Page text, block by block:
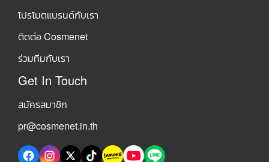
โปรโมตแบรนด์กับเรา
ติดต่อ Cosmenet
ร่วมทีมกับเรา
Get In Touch
สมัครสมาชิก
pr@cosmenet.in.th